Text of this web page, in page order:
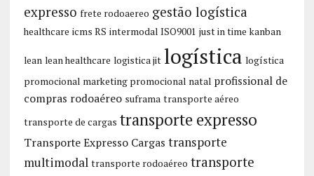
expresso frete rodoaereo gestão logística
healthcare icms RS intermodal ISO9001 just in time kanban
lean lean healthcare logistica jit logística logística
promocional marketing promocional natal profissional de
compras rodoaéreo suframa transporte aéreo
transporte de cargas transporte expresso
Transporte Expresso Cargas transporte
multimodal transporte rodoaéreo transporte